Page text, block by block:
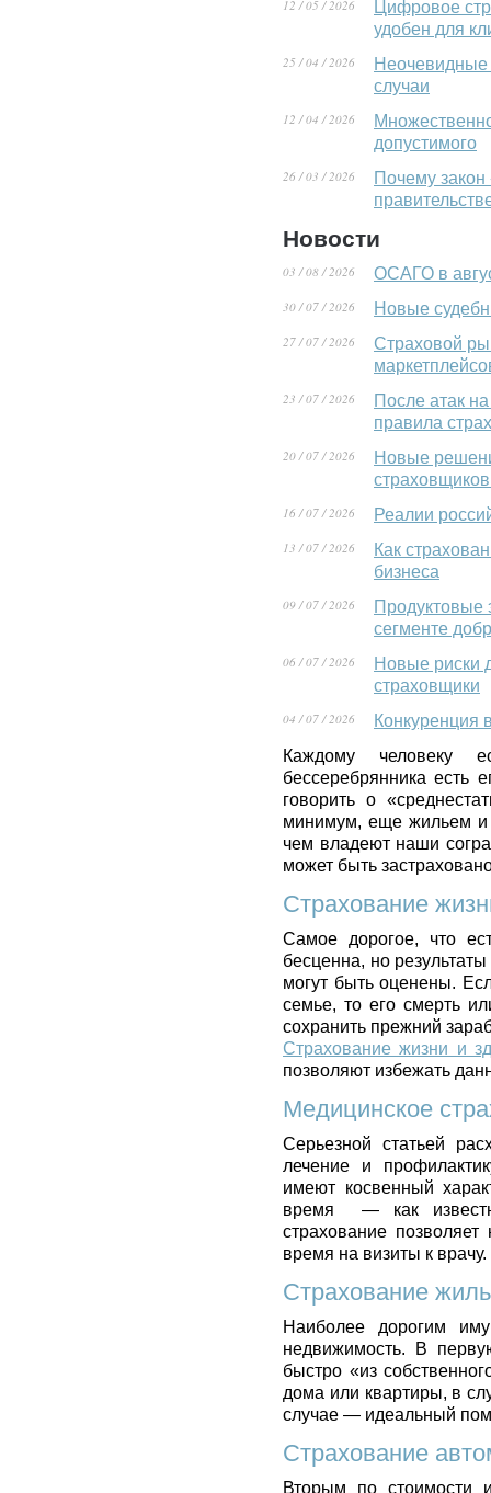
12 / 05 / 2026
Цифровое
удобен для
25 / 04 / 2026
Неочевидные
случаи
12 / 04 / 2026
допустимого
26 / 03 / 2026
Почему
Новости
03 / 08 / 2026 ОСАГО в
30 / 07 / 2026 Новые
27 / 07 / 2026
Страховой
23 / 07 / 2026
После атак
правила
20 / 07 / 2026
Новые
16 / 07 / 2026 Реалии
13 / 07 / 2026
Как
бизнеса
09 / 07 / 2026
Продуктовые
сегменте
06 / 07 / 2026
Новые риски
страховщики
04 / 07 / 2026
Конкуренция
Каждому человеку
бессеребрянника есть
говорить о
минимум, еще жильем и
чем владеют наши
может быть
Страхование
Самое дорогое, что
бесценна, но
могут быть оценены.
семье, то его смерть
сохранить прежний
Страхование жизни и
позволяют избежать
Медицинское
Серьезной статьей
лечение и
имеют косвенный
время — как
страхование позволяет
время на визиты к врачу.
Страхование
Наиболее дорогим
недвижимость. В
быстро «из
дома или квартиры, в
случае — идеальный
Страхование
Вторым по стоимости